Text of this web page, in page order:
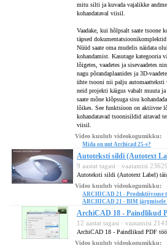
mitu silti ja kuvada vajalikke
kohandataval viisil.
Vaadake, kui hõlpsalt saate tsoone
täpsed
Nüüd saate oma mudelis näidata
kohandamist. Kasutage kategooria
lõigetes, vaadetes ja sisevaadetes
nagu põrandaplaanides ja 3D-
ühte tsooni nii palju
neid projekti käigus vabalt muuta
saate mõne klõpsuga sisu
lõikes. See funktsioon on aktiivne
kohandatavad tsoonisildid aitavad
viisil.
Video kuulub videokogumikku:
Mida on uut Archicad 25-s?
Autoteksti sildi (Autotext
9 aastat tagasi · vaatamisi 23629
Autoteksti sildi (Autotext Label)
Video kuulub videokogumikku:
ARCHICAD 21 - Produktiivsuse
ARCHICAD 21 - BIM järgmisele
ArchiCAD 18 - Paindlikud
12 aastat tagasi · vaatamisi
ArchiCAD 18 - Paindlikud PDF
Video kuulub videokogumikku: